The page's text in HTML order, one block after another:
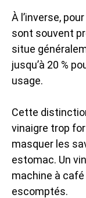
À l’inverse,
sont souvent
situe
jusqu’à 20 %
usage.
Cette
vinaigre trop
masquer les
estomac. Un
machine à
escomptés.